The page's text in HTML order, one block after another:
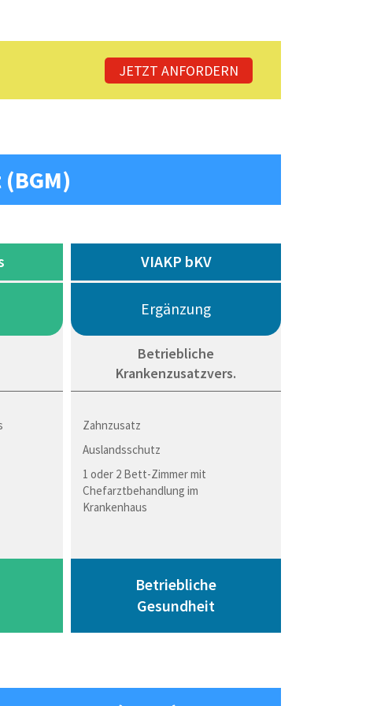
JETZT ANFORDERN
VIAKP bKV
Ergänzung
Betriebliche
Krankenzusatzvers.
Zahnzusatz
Auslandsschutz
1 oder 2 Bett-Zimmer mit
Chefarztbehandlung im
Krankenhaus
Betriebliche
Gesundheit